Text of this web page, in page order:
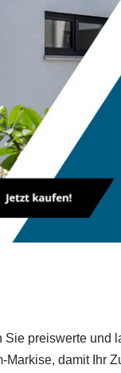
preiswerte und
damit Ihr